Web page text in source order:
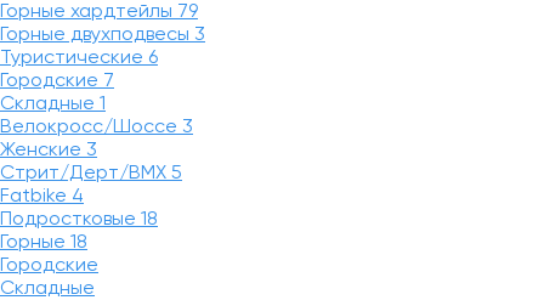
Горные хардтейлы 79
Горные двухподвесы 3
Туристические 6
Городские 7
Складные 1
Велокросс/Шоссе 3
Женские 3
Стрит/Дерт/BMX 5
Fatbike 4
Подростковые 18
Горные 18
Городские
Складные